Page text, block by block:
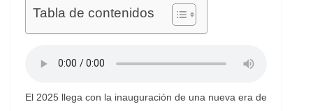
Tabla de contenidos
El 2025 llega con la inauguración de una nueva era de